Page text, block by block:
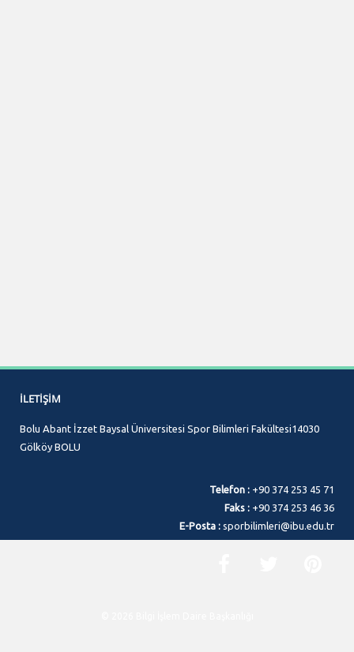
İLETIŞIM
Bolu Abant İzzet Baysal Üniversitesi Spor Bilimleri Fakültesi14030
Gölköy BOLU
Telefon : +90 374 253 45 71
Faks : +90 374 253 46 36
E-Posta : sporbilimleri@ibu.edu.tr